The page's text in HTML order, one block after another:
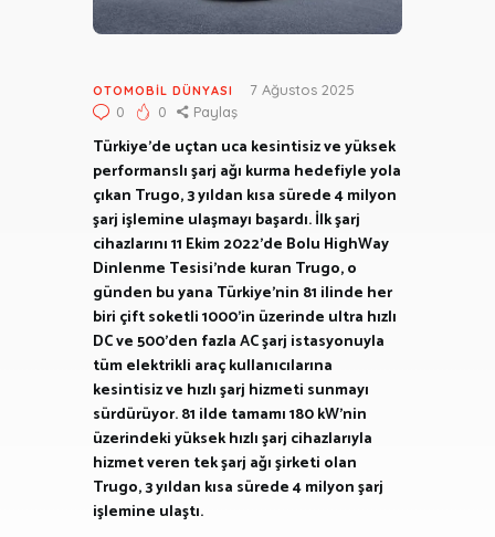
OTOMOBIL DÜNYASI
7 Ağustos 2025
0
0 Paylaş
Türkiye’de uçtan uca kesintisiz ve yüksek
performanslı şarj ağı kurma hedefiyle yola
çıkan Trugo, 3 yıldan kısa sürede 4 milyon
şarj işlemine ulaşmayı başardı. İlk şarj
cihazlarını 11 Ekim 2022’de Bolu HighWay
Dinlenme Tesisi’nde kuran Trugo, o
günden bu yana Türkiye’nin 81 ilinde her
biri çift soketli 1000’in üzerinde ultra hızlı
DC ve 500’den fazla AC şarj istasyonuyla
tüm elektrikli araç kullanıcılarına
kesintisiz ve hızlı şarj hizmeti sunmayı
sürdürüyor. 81 ilde tamamı 180 kW’nin
üzerindeki yüksek hızlı şarj cihazlarıyla
hizmet veren tek şarj ağı şirketi olan
Trugo, 3 yıldan kısa sürede 4 milyon şarj
işlemine ulaştı.